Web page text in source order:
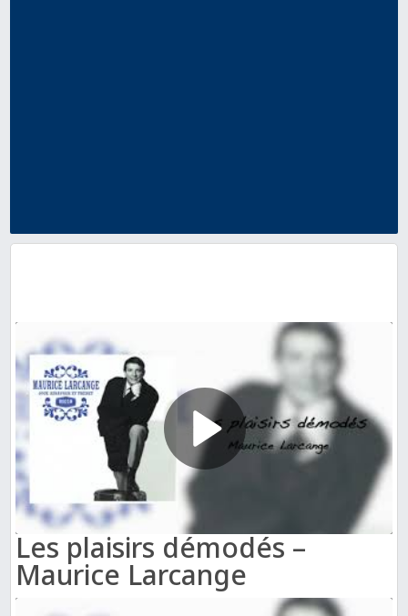
Les plaisirs démodés –
Maurice Larcange